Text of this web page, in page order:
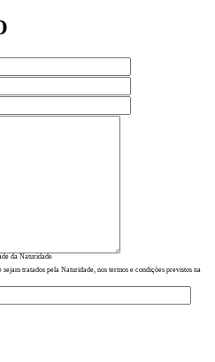
da Naturidade
sejam tratados pela Naturidade, nos termos e condições previstos na